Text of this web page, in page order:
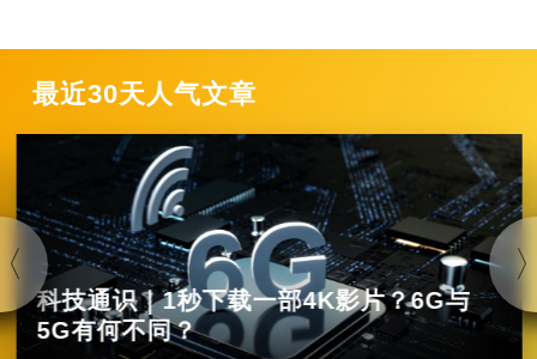
最近30天人气文章
科技通识｜1秒下载一部4K影片？6G与
5G有何不同？